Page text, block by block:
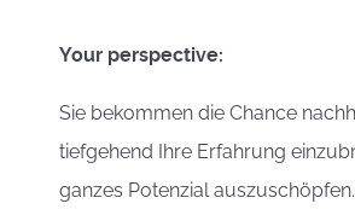
Your perspective:
Sie bekommen die Chance
tiefgehend Ihre Erfahrung
ganzes Potenzial